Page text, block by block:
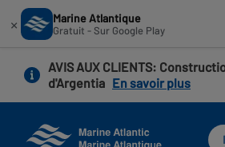
contenu
principal
× Marine Atlantique
Gratuit - Sur Google Play
AVIS AUX CLIENTS:
d'Argentia En savoir plus